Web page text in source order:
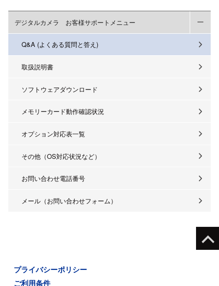
デジタルカメラ お客様サポートメニュー
Q&A (よくある質問と答え)
取扱説明書
ソフトウェアダウンロード
メモリーカード動作確認状況
オプション対応表一覧
その他（OS対応状況など）
お問い合わせ電話番号
メール（お問い合わせフォーム）
プライバシーポリシー
ご利用条件